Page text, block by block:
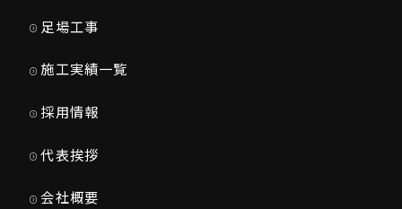
足場工事
施工実績一覧
採用情報
代表挨拶
会社概要